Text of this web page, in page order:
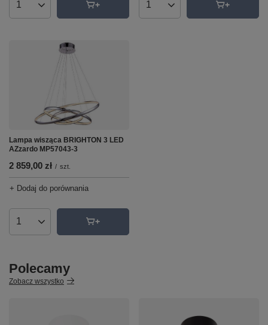
Ilość produktów Ilość produktów
Lampa wisząca BRIGHTON 3 LED
AZzardo MP57043-3
2 859,00 zł / szt.
+ Dodaj do porównania
Ilość produktów
Polecamy
Zobacz wszystko